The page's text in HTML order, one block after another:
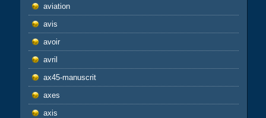
aviation
avis
avoir
avril
ax45-manuscrit
axes
axis